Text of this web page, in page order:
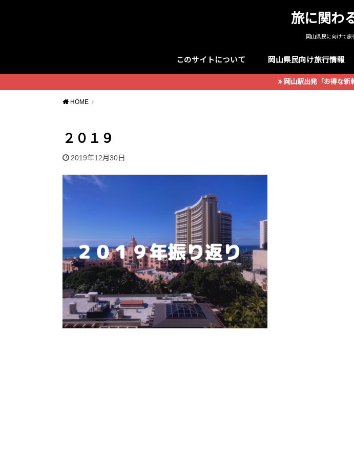
旅に関わ
岡山県民に向けて旅
このサイトについて 岡山県民向け旅行情報
岡山駅出発「お得な新
HOME
２０１９
2019年12月30日